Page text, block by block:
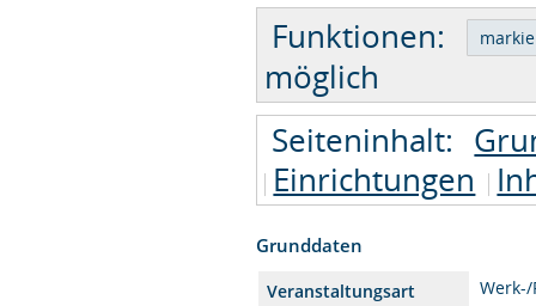
Funktionen:
möglich
Seiteninhalt:
Einrichtungen
Grunddaten
Veranstaltungsart